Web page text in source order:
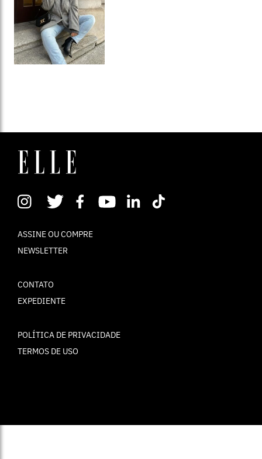
ASSINE OU COMPRE
NEWSLETTER
CONTATO
EXPEDIENTE
POLÍTICA DE PRIVACIDADE
TERMOS DE USO